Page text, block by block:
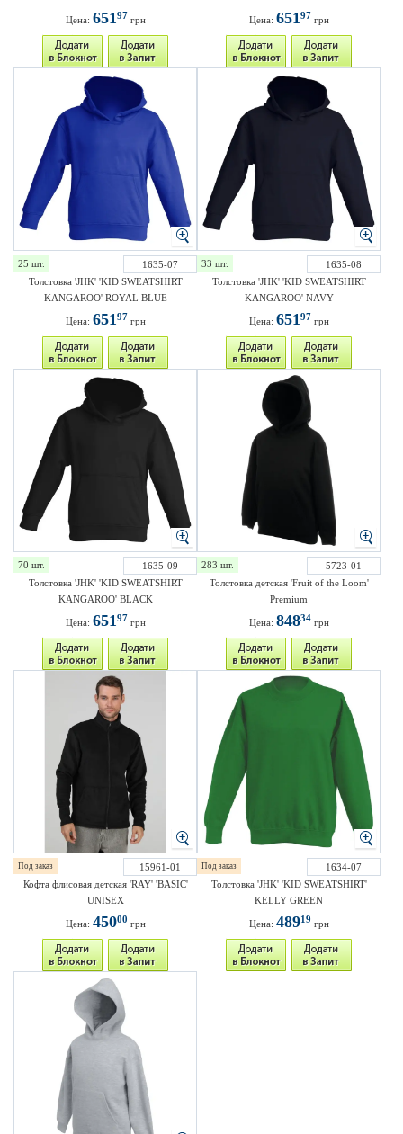
Цена: 65197 грн Цена: 65197 грн
25 шт.
1635-07
Толстовка 'JHK' 'KID SWEATSHIRT
KANGAROO' ROYAL BLUE
Цена: 65197 грн
33 шт.
1635-08
Толстовка 'JHK' 'KID SWEATSHIRT
KANGAROO' NAVY
Цена: 65197 грн
70 шт.
1635-09
Толстовка 'JHK' 'KID SWEATSHIRT
KANGAROO' BLACK
Цена: 65197 грн
283 шт.
5723-01
Толстовка детская 'Fruit of the Loom'
Premium
Цена: 84834грн
Под заказ
15961-01
Кофта флисовая детская 'RAY' 'BASIC'
UNISEX
Цена: 45000 грн
Под заказ
1634-07
Толстовка 'JHK' 'KID SWEATSHIRT'
KELLY GREEN
Цена: 48919 грн